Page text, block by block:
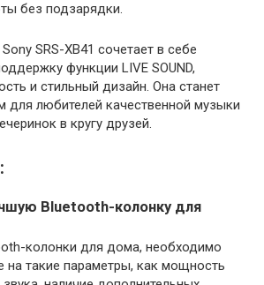
без подзарядки.
SRS-XB41 сочетает в себе
функции LIVE SOUND,
и стильный дизайн. Она станет
любителей качественной музыки
в кругу друзей.
Bluetooth-колонку для
колонки для дома, необходимо
на такие параметры, как мощность